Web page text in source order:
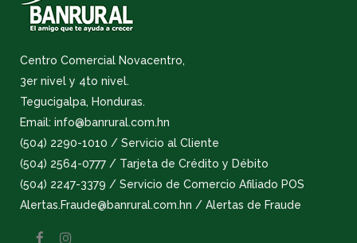
Centro Comercial Novacentro,
3er nivel y 4to nivel.
Tegucigalpa, Honduras.
Email: info@banrural.com.hn
(504) 2290-1010 / Servicio al Cliente
(504) 2564-0777 / Tarjeta de Crédito y Débito
(504) 2247-3379 / Servicio de Comercio Afiliado POS
Alertas.Fraude@banrural.com.hn / Alertas de Fraude